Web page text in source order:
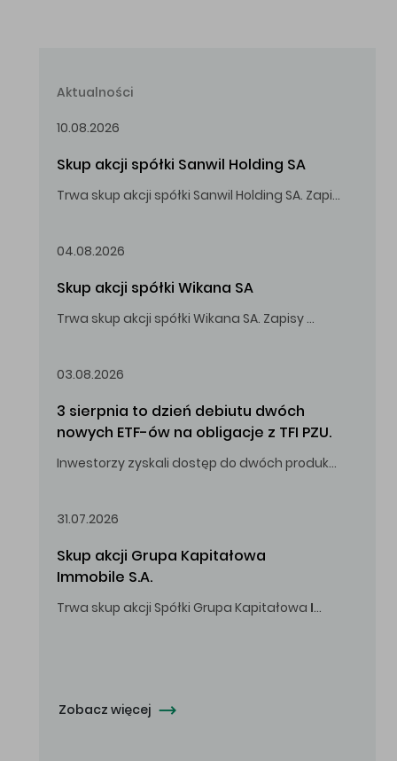
Aktualności
10.08.2026
Skup akcji spółki Sanwil Holding SA
Trwa skup akcji spółki Sanwil Holding SA. Zapisy do 18.08.2026 r. do godz. 16.00.
04.08.2026
Skup akcji spółki Wikana SA
Trwa skup akcji spółki Wikana SA. Zapisy do 14.08.2026 r. do godz. 16.00.
03.08.2026
3 sierpnia to dzień debiutu dwóch
nowych ETF-ów na obligacje z TFI PZU.
Inwestorzy zyskali dostęp do dwóch produktów umożliwiających inwestowanie w obligacje skarbowe.
31.07.2026
Skup akcji Grupa Kapitałowa
Immobile S.A.
Trwa skup akcji Spółki Grupa Kapitałowa Immobile
Zobacz więcej